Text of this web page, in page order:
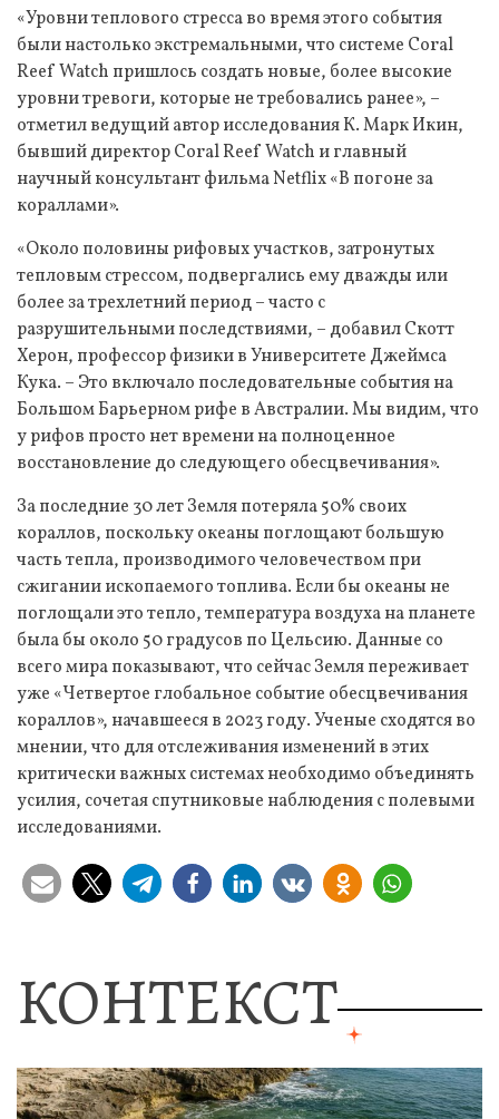
«Уровни теплового стресса во время этого события
были настолько экстремальными, что системе Coral
Reef Watch пришлось создать новые, более высокие
уровни тревоги, которые не требовались ранее», –
отметил ведущий автор исследования К. Марк Икин,
бывший директор Coral Reef Watch и главный
научный консультант фильма Netflix «В погоне за
кораллами».
«Около половины рифовых участков, затронутых
тепловым стрессом, подвергались ему дважды или
более за трехлетний период – часто с
разрушительными последствиями, – добавил Скотт
Херон, профессор физики в Университете Джеймса
Кука. – Это включало последовательные события на
Большом Барьерном рифе в Австралии. Мы видим, что
у рифов просто нет времени на полноценное
восстановление до следующего обесцвечивания».
За последние 30 лет Земля потеряла 50% своих
кораллов, поскольку океаны поглощают большую
часть тепла, производимого человечеством при
сжигании ископаемого топлива. Если бы океаны не
поглощали это тепло, температура воздуха на планете
была бы около 50 градусов по Цельсию. Данные со
всего мира показывают, что сейчас Земля переживает
уже «Четвертое глобальное событие обесцвечивания
кораллов», начавшееся в 2023 году. Ученые сходятся во
мнении, что для отслеживания изменений в этих
критически важных системах необходимо объединять
усилия, сочетая спутниковые наблюдения с полевыми
исследованиями.
КОНТЕКСТ